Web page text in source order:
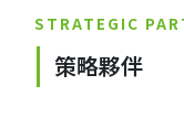
STRATEGIC
策略夥伴